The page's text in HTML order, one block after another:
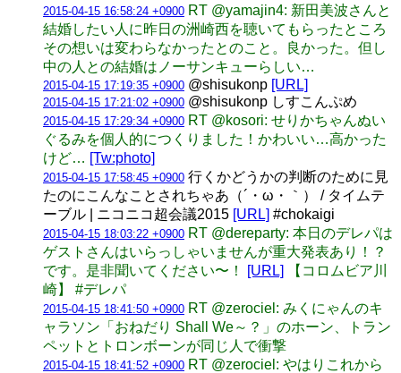
2015-04-15 16:58:24 +0900 RT @yamajin4: 新田美波さんと
結婚したい人に昨日の洲崎西を聴いてもらったところ
その想いは変わらなかったとのこと。良かった。但し
中の人との結婚はノーサンキューらしい…
2015-04-15 17:19:35 +0900 @shisukonp [URL]
2015-04-15 17:21:02 +0900 @shisukonp しすこんぷめ
2015-04-15 17:29:34 +0900 RT @kosori: せりかちゃんぬい
ぐるみを個人的につくりました！かわいい…高かった
けど… [Tw:photo]
2015-04-15 17:58:45 +0900 行くかどうかの判断のために見
たのにこんなことされちゃあ（´・ω・｀） / タイムテ
ーブル | ニコニコ超会議2015 [URL] #chokaigi
2015-04-15 18:03:22 +0900 RT @dereparty: 本日のデレパは
ゲストさんはいらっしゃいませんが重大発表あり！？
です。是非聞いてください〜！
[URL]
【コロムビア川
崎】 #デレパ
2015-04-15 18:41:50 +0900 RT @zerociel: みくにゃんのキ
ャラソン「おねだり Shall We～？」のホーン、トラン
ペットとトロンボーンが同じ人で衝撃
2015-04-15 18:41:52 +0900 RT @zerociel: やはりこれから